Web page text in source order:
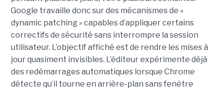
Google travaille donc sur des mécanismes de «
dynamic patching » capables d’appliquer certains
correctifs de sécurité sans interrompre la session
utilisateur. L’objectif affiché est de rendre les mises à
jour quasiment invisibles. L’éditeur expérimente déjà
des redémarrages automatiques lorsque Chrome
détecte qu’il tourne en arrière-plan sans fenêtre